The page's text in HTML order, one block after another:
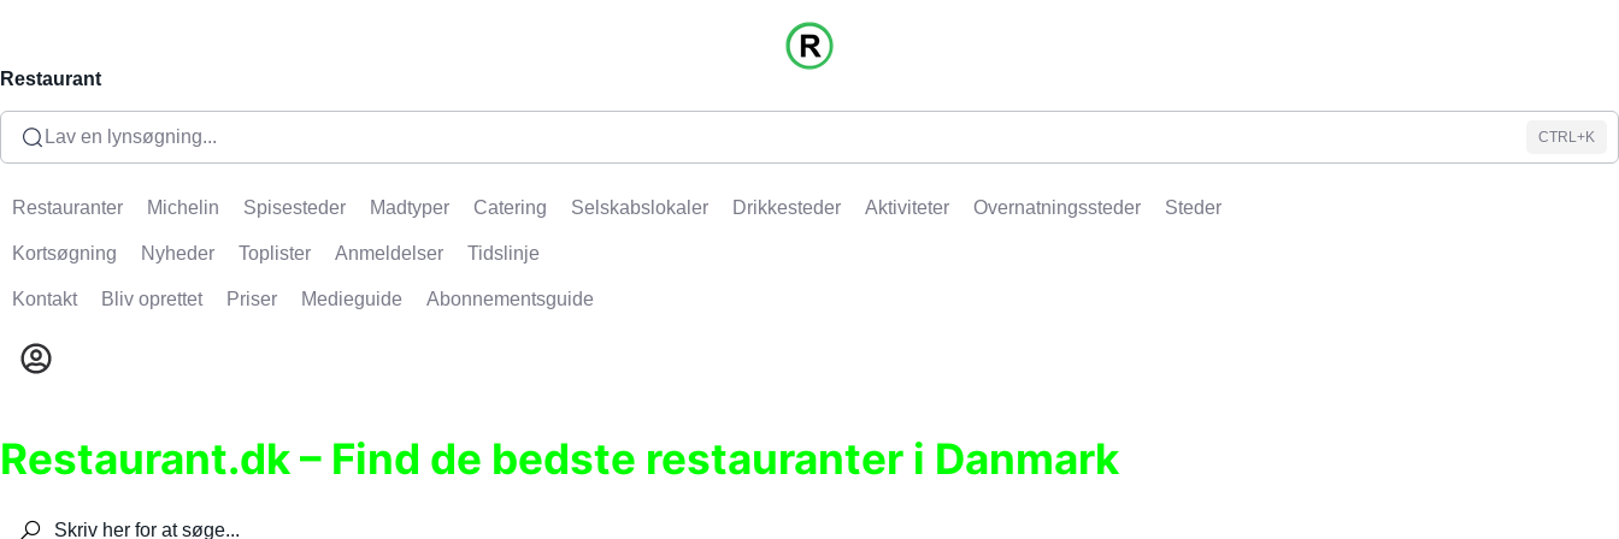
Restaurant
Lav en lynsøgning... CTRL+K
Restauranter Michelin Spisesteder Madtyper Catering Selskabslokaler Drikkesteder Aktiviteter Overnatningssteder Steder
Kortsøgning Nyheder Toplister Anmeldelser Tidslinje
Kontakt Bliv oprettet Priser Medieguide Abonnementsguide
Restaurant.dk – Find de bedste restauranter i Danmark